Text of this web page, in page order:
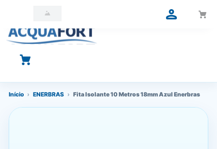
O que você está procurando?
Início › ENERBRAS › Fita Isolante 10 Metros 18mm Azul Enerbras